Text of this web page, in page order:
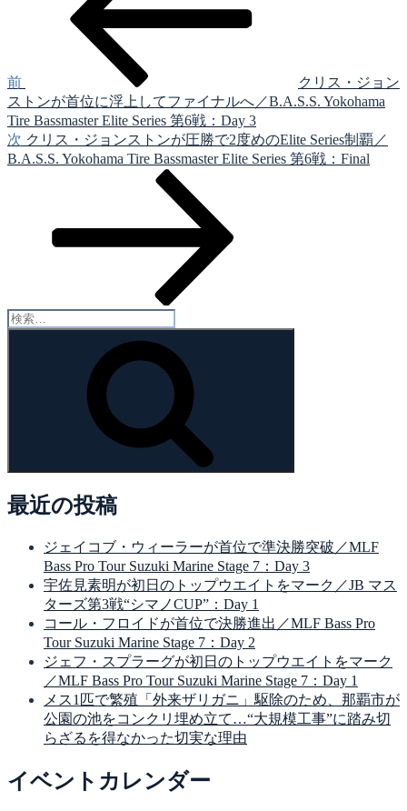
ゲ
ー
シ
ョ
前
クリス・ジョン
ストンが首位に浮上してファイナルへ／B.A.S.S. Yokohama
Tire Bassmaster Elite Series 第6戦：Day 3
次
の
次 クリス・ジョンストンが圧勝で2度めのElite Series制覇／
B.A.S.S. Yokohama Tire Bassmaster Elite Series 第6戦：Final
検
最近の投稿
ジェイコブ・ウィーラーが首位で準決勝突破／MLF
Bass Pro Tour Suzuki Marine Stage 7：Day 3
宇佐見素明が初日のトップウエイトをマーク／JB マス
ターズ第3戦“シマノCUP”：Day 1
コール・フロイドが首位で決勝進出／MLF Bass Pro
Tour Suzuki Marine Stage 7：Day 2
ジェフ・スプラーグが初日のトップウエイトをマーク
／MLF Bass Pro Tour Suzuki Marine Stage 7：Day 1
メス1匹で繁殖「外来ザリガニ」駆除のため、那覇市が
公園の池をコンクリ埋め立て…“大規模工事”に踏み切
らざるを得なかった切実な理由
イベントカレンダー